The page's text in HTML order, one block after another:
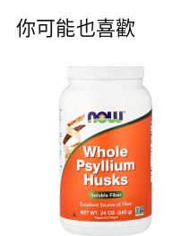
你可能也喜歡